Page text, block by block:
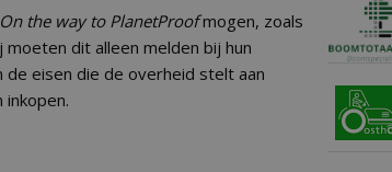
On the way to PlanetProofmogen, zoals
dit alleen melden bij hun
eisen die de overheid stelt aan